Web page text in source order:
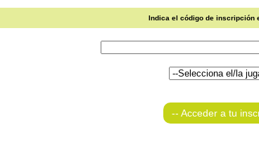
Indica el código de inscripción
-- Acceder a tu